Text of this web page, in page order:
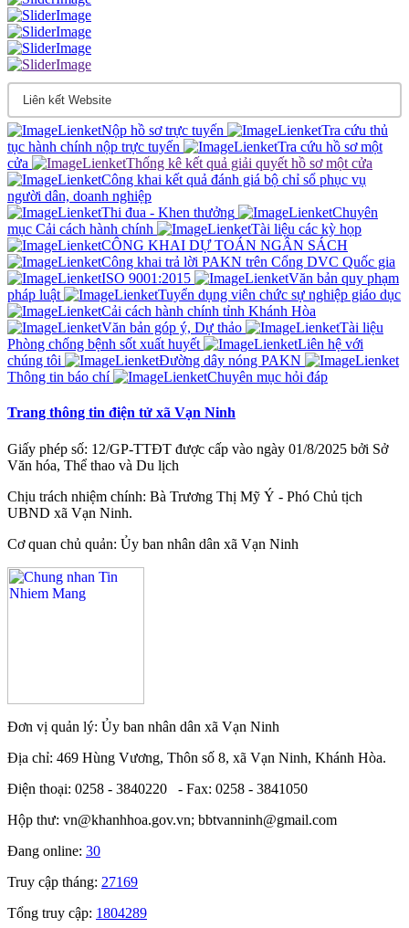
Nộp hồ sơ trực tuyến
Tra cứu thủ
tục hành chính nộp trực tuyến
Tra cứu hồ sơ một
cửa
Thống kê kết quả giải quyết hồ sơ một cửa
Công khai kết quả đánh giá bộ chỉ sổ phục vụ
người dân, doanh nghiệp
Thi đua - Khen thưởng
Chuyên
mục Cải cách hành chính
Tài liệu các kỳ họp
CÔNG KHAI DỰ TOÁN NGÂN SÁCH
Công khai trả lời PAKN trên Cổng DVC Quốc gia
ISO 9001:2015
Văn bản quy phạm
pháp luật
Tuyển dụng viên chức sự nghiệp giáo dục
Cải cách hành chính tỉnh Khánh Hòa
Văn bản góp ý, Dự thảo
Tài liệu
Phòng chống bệnh sốt xuất huyết
Liên hệ với
chúng tôi
Đường dây nóng PAKN
Thông tin báo chí
Chuyên mục hỏi đáp
Trang thông tin điện tử xã Vạn Ninh
Giấy phép số: 12/GP-TTĐT được cấp vào ngày 01/8/2025 bởi Sở
Văn hóa, Thể thao và Du lịch
Chịu trách nhiệm chính: Bà Trương Thị Mỹ Ý - Phó Chủ tịch
UBND xã Vạn Ninh.
Cơ quan chủ quản: Ủy ban nhân dân xã Vạn Ninh
Đơn vị quản lý: Ủy ban nhân dân xã Vạn Ninh
Địa chỉ: 469 Hùng Vương, Thôn số 8, xã Vạn Ninh, Khánh Hòa.
Điện thoại: 0258 - 3840220 - Fax: 0258 - 3841050
Hộp thư: vn@khanhhoa.gov.vn; bbtvanninh@gmail.com
Đang online: 30
Truy cập tháng: 27169
Tổng truy cập: 1804289